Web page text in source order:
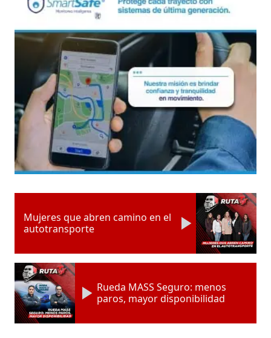
Mujeres que abren camino en el
autotransporte
Rueda MASS Seguro: menos
paros, mayor disponibilidad